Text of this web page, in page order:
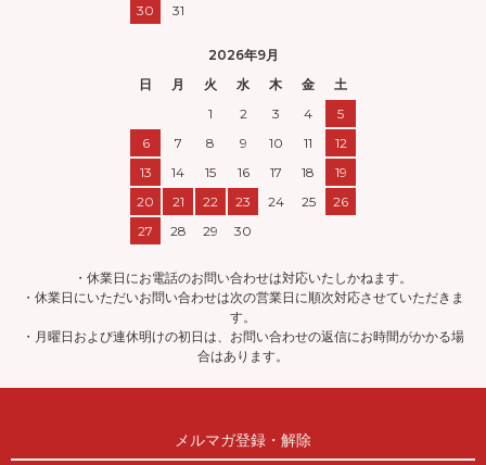
30
31
2026年9月
日
月 火 水 木 金
土
1
2 3 4
5
6
7 8 9 10 11
12
13
14 15 16 17 18
19
20
21 22 23 24 25
26
27
28 29 30
・休業日にお電話のお問い合わせは対応いたしかねます。
・休業日にいただいお問い合わせは次の営業日に順次対応させていただきま
す。
・月曜日および連休明けの初日は、お問い合わせの返信にお時間がかかる場
合はあります。
メルマガ登録・解除